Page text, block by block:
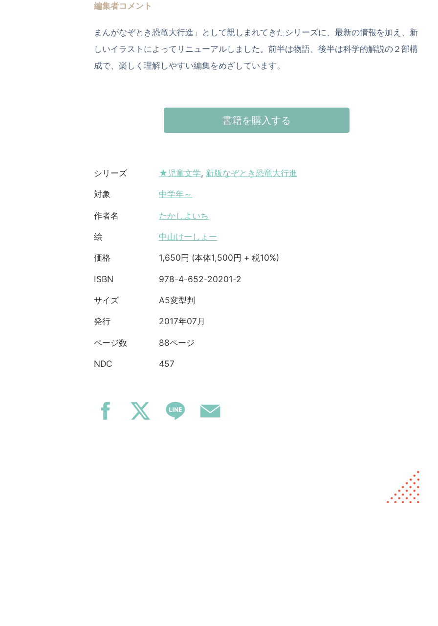
編集者コメント
まんがなぞとき恐竜大行進」として親しまれてきたシリーズに、最新の情報を加え、新
しいイラストによってリニューアルしました。前半は物語、後半は科学的解説の２部構
成で、楽しく理解しやすい編集をめざしています。
書籍を購入する
シリーズ ★児童文学, 新版なぞとき恐竜大行進
対象 中学年～
作者名 たかしよいち
絵 中山けーしょー
価格 1,650円 (本体1,500円 + 税10%)
ISBN 978-4-652-20201-2
サイズ A5変型判
発行 2017年07月
ページ数 88ページ
NDC 457